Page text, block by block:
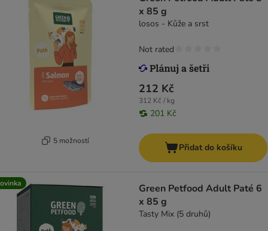
5 možností
x 85 g
losos - Kůže a srst
212 Kč
312 Kč / kg
201 Kč
Not rated
Přidat do košíku
Green Petfood Adult Paté 6
x 85 g
Tasty Mix (5 druhů)